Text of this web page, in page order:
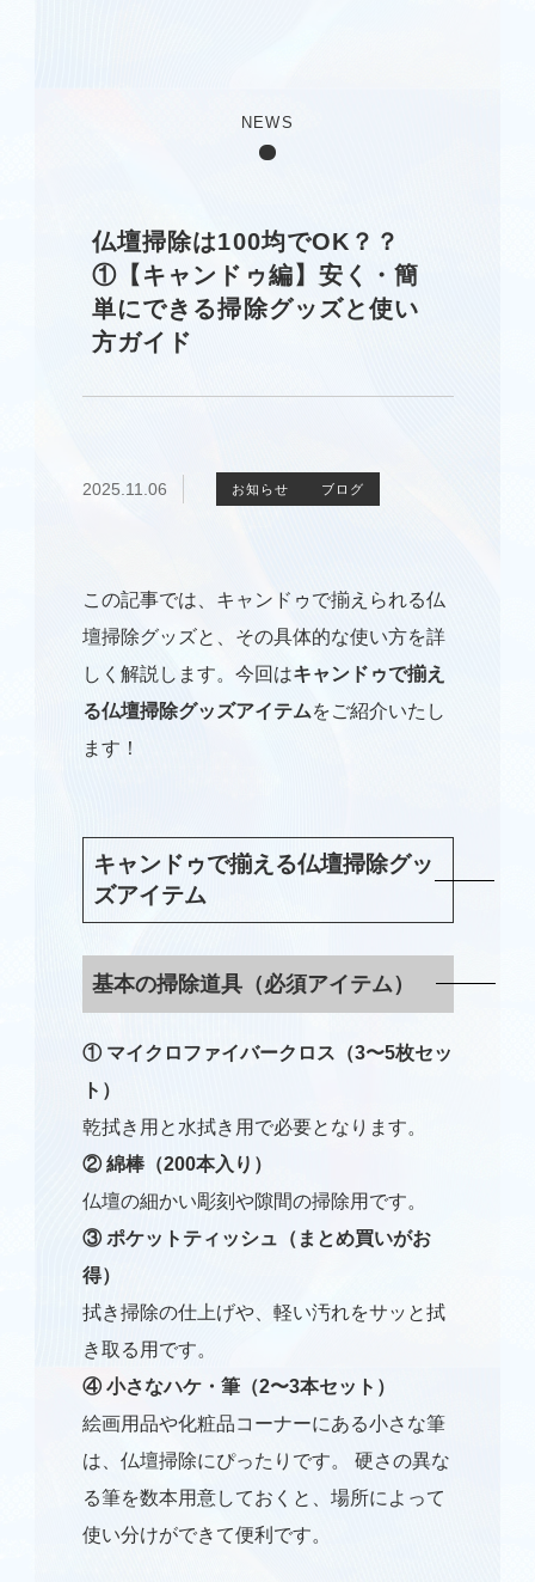
仏壇掃除は100均でOK？？
①【キャンドゥ編】安く・簡
単にできる掃除グッズと使い
方ガイド
NEWS
2025.11.06 お知らせ ブログ
この記事では、キャンドゥで揃えられる仏
壇掃除グッズと、その具体的な使い方を詳
しく解説します。今回はキャンドゥで揃え
る仏壇掃除グッズアイテムをご紹介いたし
ます！
キャンドゥで揃える仏壇掃除グッ
ズアイテム
基本の掃除道具（必須アイテム）
① マイクロファイバークロス（3〜5枚セッ
ト）
乾拭き用と水拭き用で必要となります。
② 綿棒（200本入り）
仏壇の細かい彫刻や隙間の掃除用です。
③ ポケットティッシュ（まとめ買いがお
得）
拭き掃除の仕上げや、軽い汚れをサッと拭
き取る用です。
④ 小さなハケ・筆（2〜3本セット）
絵画用品や化粧品コーナーにある小さな筆
は、仏壇掃除にぴったりです。 硬さの異な
る筆を数本用意しておくと、場所によって
使い分けができて便利です。